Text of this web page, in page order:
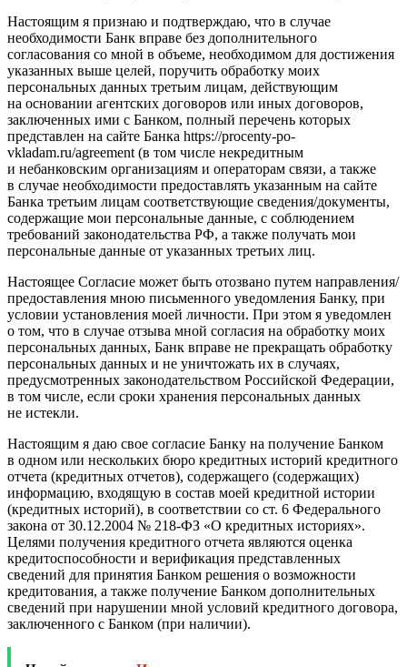
Настоящим я признаю и подтверждаю, что в случае
необходимости Банк вправе без дополнительного
согласования со мной в объеме, необходимом для достижения
указанных выше целей, поручить обработку моих
персональных данных третьим лицам, действующим
на основании агентских договоров или иных договоров,
заключенных ими с Банком, полный перечень которых
представлен на сайте Банка https://procenty-po-
vkladam.ru/agreement(в том числе некредитным
и небанковским организациям и операторам связи, а также
в случае необходимости предоставлять указанным на сайте
Банка третьим лицам соответствующие сведения/документы,
содержащие мои персональные данные, с соблюдением
требований законодательства РФ, а также получать мои
персональные данные от указанных третьих лиц.
Настоящее Cогласие может быть отозвано путем направления/
предоставления мною письменного уведомления Банку, при
условии установления моей личности. При этом я уведомлен
о том, что в случае отзыва мной согласия на обработку моих
персональных данных, Банк вправе не прекращать обработку
персональных данных и не уничтожать их в случаях,
предусмотренных законодательством Российской Федерации,
в том числе, если сроки хранения персональных данных
не истекли.
Настоящим я даю свое согласие Банку на получение Банком
в одном или нескольких бюро кредитных историй кредитного
отчета (кредитных отчетов), содержащего (содержащих)
информацию, входящую в состав моей кредитной истории
(кредитных историй), в соответствии со ст. 6 Федерального
закона от 30.12.2004 № 218-ФЗ «О кредитных историях».
Целями получения кредитного отчета являются оценка
кредитоспособности и верификация представленных
сведений для принятия Банком решения о возможности
кредитования, а также получение Банком дополнительных
сведений при нарушении мной условий кредитного договора,
заключенного с Банком (при наличии).